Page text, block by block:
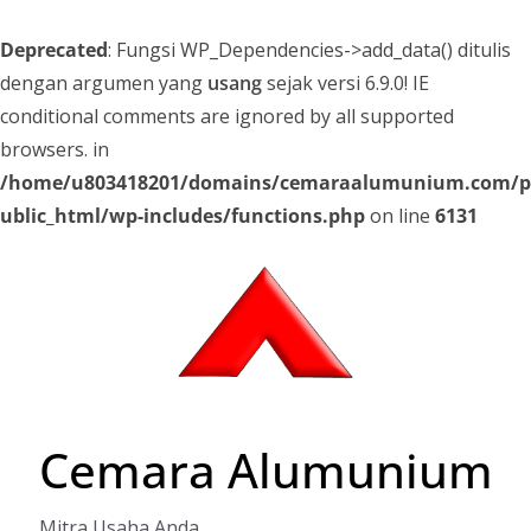
Deprecated: Fungsi WP_Dependencies->add_data() ditulis
dengan argumen yang usangsejak versi 6.9.0! IE
conditional comments are ignored by all supported
browsers. in
/home/u803418201/domains/cemaraalumunium.com/p
ublic_html/wp-includes/functions.phpon line 6131
Cemara Alumunium